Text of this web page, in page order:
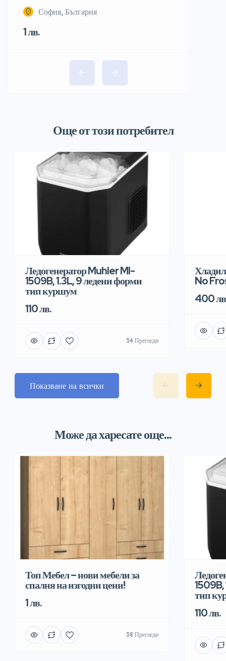
София, България
1 лв.
Още от този потребител
Ледогенератор Muhler MI-
1509B, 1.3L, 9 ледени форми
тип куршум
110 лв.
34 Прегледи
No
400
Показване на всички
Може да харесате още...
Топ Мебел – нови мебели за
спалня на изгодни цени!
1 лв.
38 Прегледи
1509B,
тип
110 лв.